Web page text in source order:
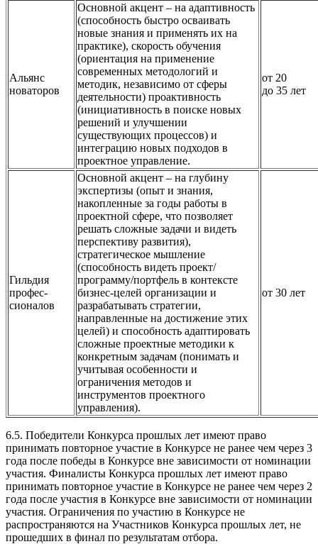
Альянс
новаторов
Основной акцент – на адаптивность
(способность быстро осваивать
новые знания и применять их на
практике), скорость обучения
(ориентация на применение
современных методологий и
методик, независимо от сферы
деятельности) проактивность
(инициативность в поиске новых
решений и улучшении
существующих процессов) и
интеграцию новых подходов в
проектное управление.
от 20
до 35 лет
Гильдия
профес-
сионалов
Основной акцент – на глубину
экспертизы (опыт и знания,
накопленные за годы работы в
проектной сфере, что позволяет
решать сложные задачи и видеть
перспективу развития),
стратегическое мышление
(способность видеть проект/
программу/портфель в контексте
бизнес-целей организации и
разрабатывать стратегии,
направленные на достижение этих
целей) и способность адаптировать
сложные проектные методики к
конкретным задачам (понимать и
учитывая особенности и
ограничения методов и
инструментов проектного
управления).
от 30 лет
6.5. Победители Конкурса прошлых лет имеют право
принимать повторное участие в Конкурсе не ранее чем через 3
года после победы в Конкурсе вне зависимости от номинации
участия. Финалисты Конкурса прошлых лет имеют право
принимать повторное участие в Конкурсе не ранее чем через 2
года после участия в Конкурсе вне зависимости от номинации
участия. Ограничения по участию в Конкурсе не
распространяются на Участников Конкурса прошлых лет, не
прошедших в финал по результатам отбора.